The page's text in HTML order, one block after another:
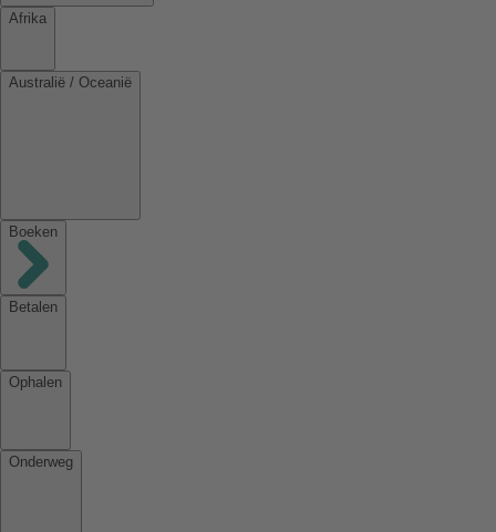
Afrika
Australië / Oceanië
Boeken
Betalen
Ophalen
Onderweg